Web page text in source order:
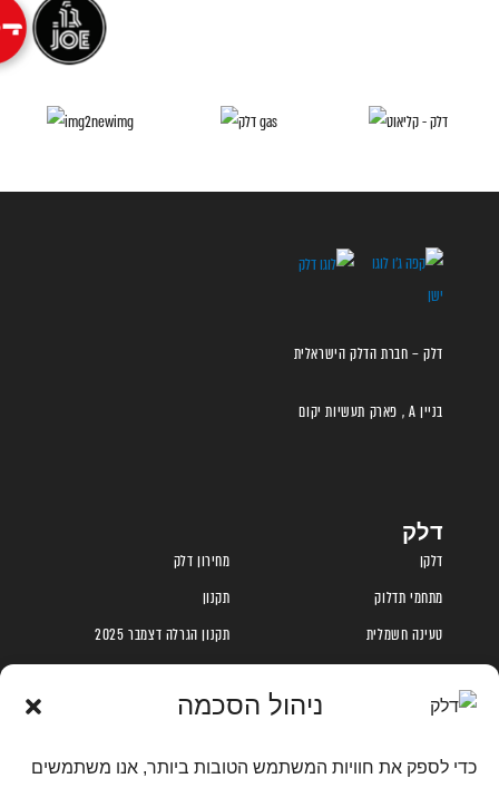
ניהול הסכמה
כדי לספק את חוויות המשתמש הטובות ביותר, אנו משתמשים
דלק – חברת הדלק הישראלית
בניין A , פארק תעשיות יקום
דלק
דלקן
מתחמי תדלוק
טעינה חשמלית
הקוד האתי
מחירון דלק
תקנון
תקנון הגרלה דצמבר 2025
נגישות בחברת דלק
מדיניות פרטיות מועדון לקוחות